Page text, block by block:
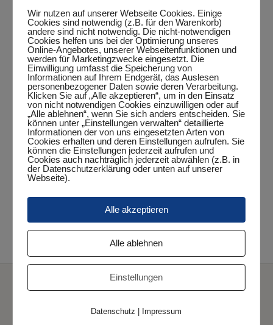
Zum Kalender hinzufügen
DETAILS
Datum:
September 10, 2024
Zeit:
20:00 Uhr - 22:00 Uhr
Veranstaltungskategorie:
Punktspiel
TuS Glarum – Jungen 19 3. Herren – TV Neuenburg I
Wir nutzen auf unserer Webseite Cookies. Einige
Cookies sind notwendig (z.B. für den Warenkorb)
andere sind nicht notwendig. Die nicht-notwendigen
Cookies helfen uns bei der Optimierung unseres
Online-Angebotes, unserer Webseitenfunktionen und
werden für Marketingzwecke eingesetzt. Die
Einwilligung umfasst die Speicherung von
Informationen auf Ihrem Endgerät, das Auslesen
personenbezogener Daten sowie deren Verarbeitung.
Klicken Sie auf „Alle akzeptieren“, um in den Einsatz
von nicht notwendigen Cookies einzuwilligen oder auf
„Alle ablehnen“, wenn Sie sich anders entscheiden. Sie
können unter „Einstellungen verwalten“ detaillierte
Informationen der von uns eingesetzten Arten von
Cookies erhalten und deren Einstellungen aufrufen. Sie
können die Einstellungen jederzeit aufrufen und
Cookies auch nachträglich jederzeit abwählen (z.B. in
der Datenschutzerklärung oder unten auf unserer
Webseite).
Alle akzeptieren
Alle ablehnen
Einstellungen
Datenschutz Impressum